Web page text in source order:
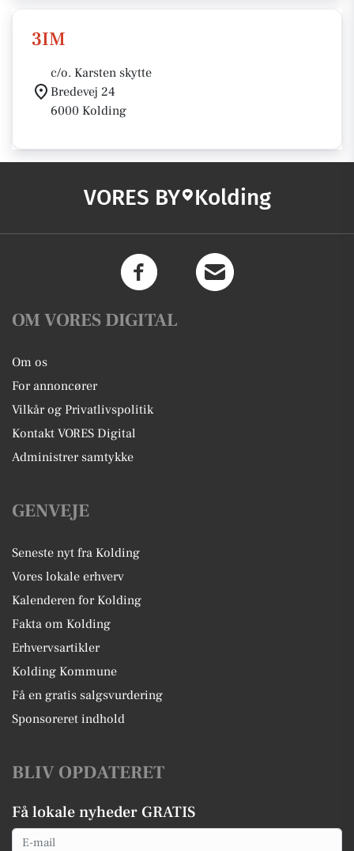
3IM
c/o. Karsten skytte
Bredevej 24
6000 Kolding
VORES BY Kolding
OM VORES DIGITAL
Om os
For annoncører
Vilkår og Privatlivspolitik
Kontakt VORES Digital
Administrer samtykke
GENVEJE
Seneste nyt fra Kolding
Vores lokale erhverv
Kalenderen for Kolding
Fakta om Kolding
Erhvervsartikler
Kolding Kommune
Få en gratis salgsvurdering
Sponsoreret indhold
BLIV OPDATERET
Få lokale nyheder GRATIS
Email